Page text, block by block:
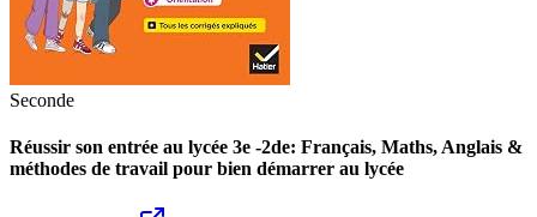
Seconde
Réussir son entrée au lycée 3e -2de: Français, Maths, Anglais &
méthodes de travail pour bien démarrer au lycée